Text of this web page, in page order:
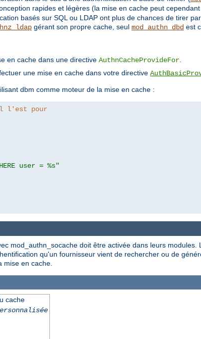
rapides et légères (la mise en cache peut
basés sur SQL ou LDAP ont plus de chances de tirer
gérant son propre cache, seul mod_authn_dbd est
en cache dans une directive AuthnCacheProvideFor.
une mise en cache dans votre directive
dbm comme moteur de la mise en cache :
il l'est pour
user = %s"
mod_authn_socache doit être activée dans leurs modules.
qu'un fournisseur vient de rechercher ou de
mise en cache.
cache